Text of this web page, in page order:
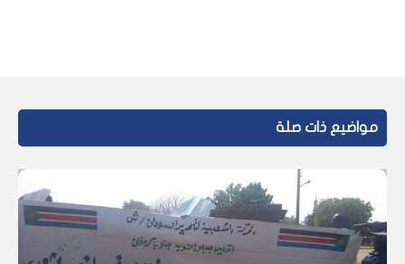
مواضيع ذات صلة